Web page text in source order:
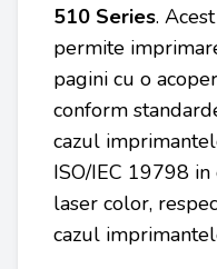
510 Series.
permite
pagini cu o
conform
cazul
ISO/IEC 19798
laser color,
cazul